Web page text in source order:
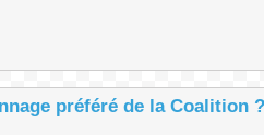
préféré de la Coalition ?